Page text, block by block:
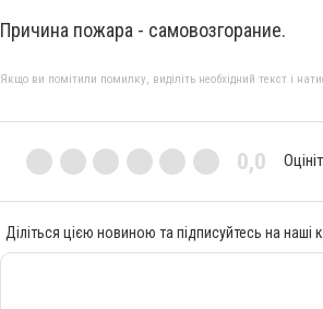
Причина пожара - самовозгорание.
Якщо ви помітили помилку, виділіть необхідний текст і
0,0
Діліться цією новиною та підписуйтесь на наші